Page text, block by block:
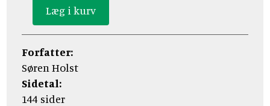
Forfatter:
Søren Holst
Sidetal:
144 sider